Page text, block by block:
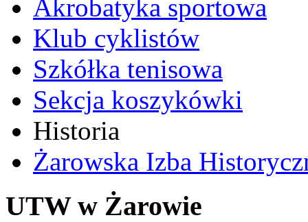
Akrobatyka sportowa
Klub cyklistów
Szkółka tenisowa
Sekcja koszykówki
Historia
Żarowska Izba
UTW w Żarowie